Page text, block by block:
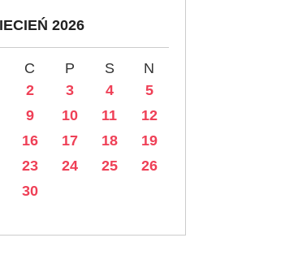
2026
C P S
N
2 3 4
5
9 10 11
12
16 17 18
19
23 24 25
26
30